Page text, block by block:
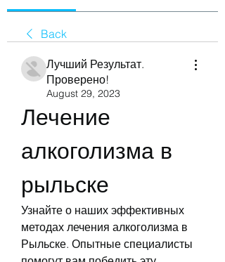
Back
Лучший Результат.
Проверено!
August 29, 2023
Лечение
алкоголизма в
рыльске
Узнайте о наших эффективных
методах лечения алкоголизма в
Рыльске. Опытные специалисты